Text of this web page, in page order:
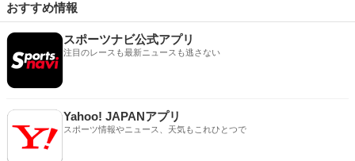
おすすめ情報
スポーツナビ公式アプリ
注目のレースも最新ニュースも逃さない
Yahoo! JAPANアプリ
スポーツ情報やニュース、天気もこれひとつで